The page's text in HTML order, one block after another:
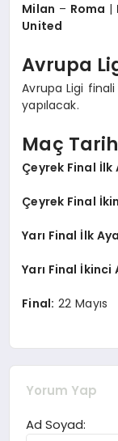
Milan – Roma |
United
Avrupa
Avrupa Ligi
yapılacak.
Maç
Çeyrek Final İlk
Çeyrek Final
Yarı Final İlk
Yarı Final İkinci
Final: 22 Mayıs
Yorum Yap
Ad Soyad: